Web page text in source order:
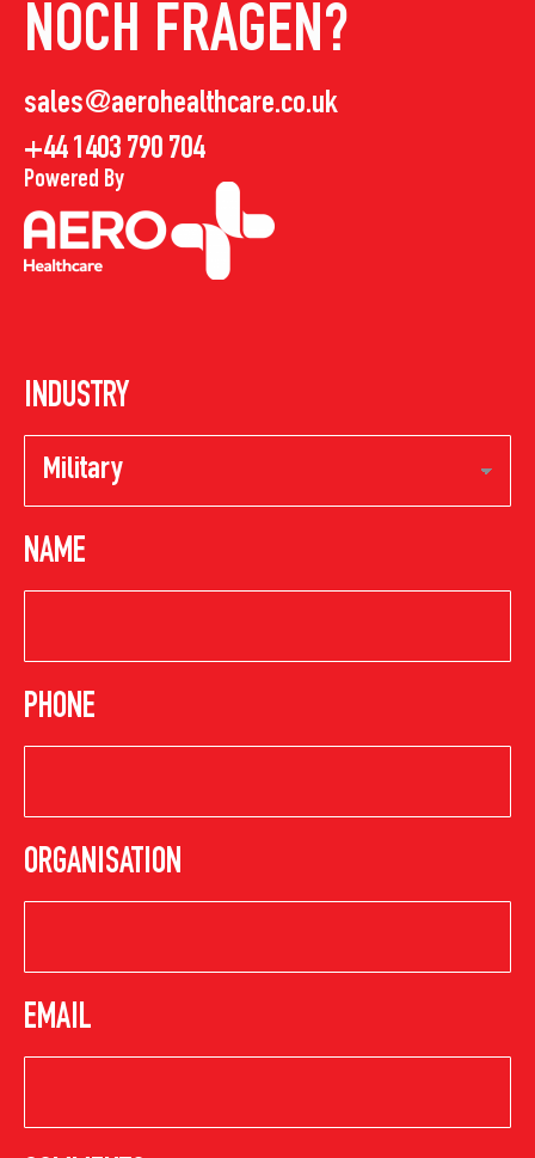
NOCH FRAGEN?
sales@aerohealthcare.co.uk
+44 1403 790 704
Powered By
INDUSTRY
NAME
PHONE
ORGANISATION
EMAIL